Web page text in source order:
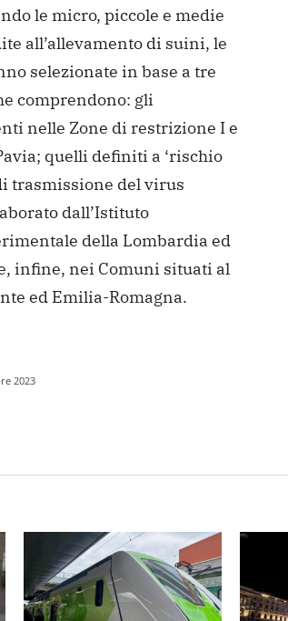
le micro, piccole e medie
all’allevamento di suini, le
selezionate in base a tre
comprendono: gli
nelle Zone di restrizione I e
quelli definiti a ‘rischio
trasmissione del virus
dall’Istituto
della Lombardia ed
infine, nei Comuni situati al
ed Emilia-Romagna.
2023